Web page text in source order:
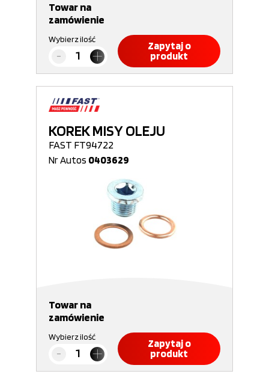
Towar na
zamówienie
Wybierz ilość
Zapytaj o
produkt
KOREK MISY OLEJU
FAST FT94722
Nr Autos 0403629
Towar na
zamówienie
Wybierz ilość
Zapytaj o
produkt